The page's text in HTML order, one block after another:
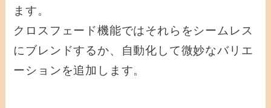
ます。
クロスフェード機能ではそれらをシームレス
にブレンドするか、自動化して微妙なバリエ
ーションを追加します。